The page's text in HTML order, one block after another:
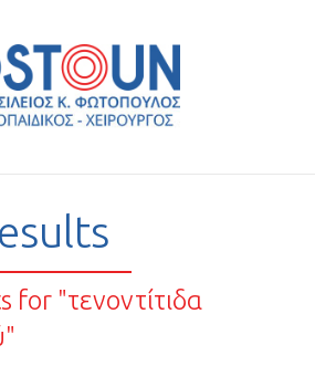
for "τενοντίτιδα